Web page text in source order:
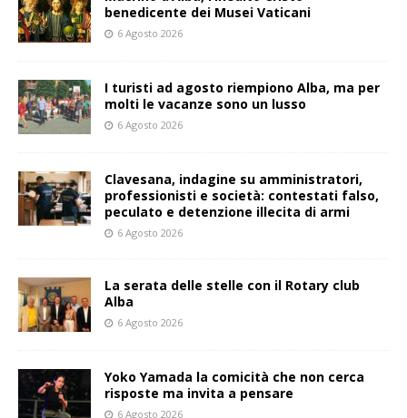
benedicente dei Musei Vaticani
6 Agosto 2026
I turisti ad agosto riempiono Alba, ma per
molti le vacanze sono un lusso
6 Agosto 2026
Clavesana, indagine su amministratori,
professionisti e società: contestati falso,
peculato e detenzione illecita di armi
6 Agosto 2026
La serata delle stelle con il Rotary club
Alba
6 Agosto 2026
Yoko Yamada la comicità che non cerca
risposte ma invita a pensare
6 Agosto 2026